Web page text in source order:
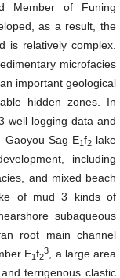
Member of Funing
as a result, the
is relatively complex.
microfacies
important geological
hidden zones. In
well logging data and
Gaoyou Sag E1f2lake
including
and mixed beach
of mud 3 kinds of
subaqueous
root main channel
E1f2
3
, a large area
terrigenous clastic